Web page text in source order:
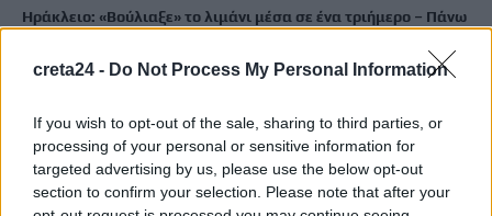
creta24 - Do Not Process My Personal Information
If you wish to opt-out of the sale, sharing to third parties, or
processing of your personal or sensitive information for
targeted advertising by us, please use the below opt-out
section to confirm your selection. Please note that after your
Ηράκλειο: «Βούλιαξε» το λιμάνι μέσα σε ένα τριήμερο – Πάνω
10 Αυγούστου, 2026
«Σαλπάρουμε για Γυμνάσιο!»: Τριήμερο βιωματικό
εργαστήριο για μαθητές από το ΚΕΣΑΝ Ηρακλείου
10 Αυγούστου, 2026